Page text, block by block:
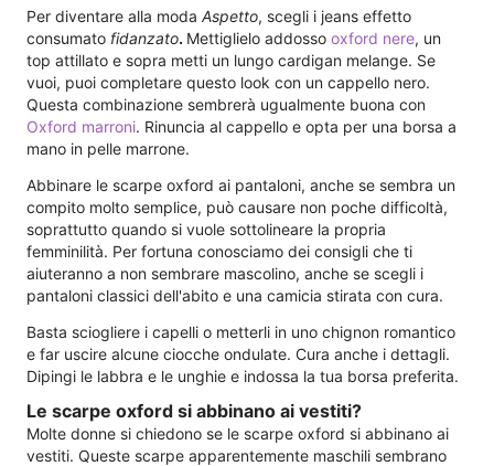
Per diventare alla moda Aspetto, scegli i jeans effetto
consumato fidanzato. Mettiglielo addosso oxford nere, un
top attillato e sopra metti un lungo cardigan melange. Se
vuoi, puoi completare questo look con un cappello nero.
Questa combinazione sembrerà ugualmente buona con
Oxford marroni. Rinuncia al cappello e opta per una borsa a
mano in pelle marrone.
Abbinare le scarpe oxford ai pantaloni, anche se sembra un
compito molto semplice, può causare non poche difficoltà,
soprattutto quando si vuole sottolineare la propria
femminilità. Per fortuna conosciamo dei consigli che ti
aiuteranno a non sembrare mascolino, anche se scegli i
pantaloni classici dell'abito e una camicia stirata con cura.
Basta sciogliere i capelli o metterli in uno chignon romantico
e far uscire alcune ciocche ondulate. Cura anche i dettagli.
Dipingi le labbra e le unghie e indossa la tua borsa preferita.
Le scarpe oxford si abbinano ai vestiti?
Molte donne si chiedono se le scarpe oxford si abbinano ai
vestiti. Queste scarpe apparentemente maschili sembrano